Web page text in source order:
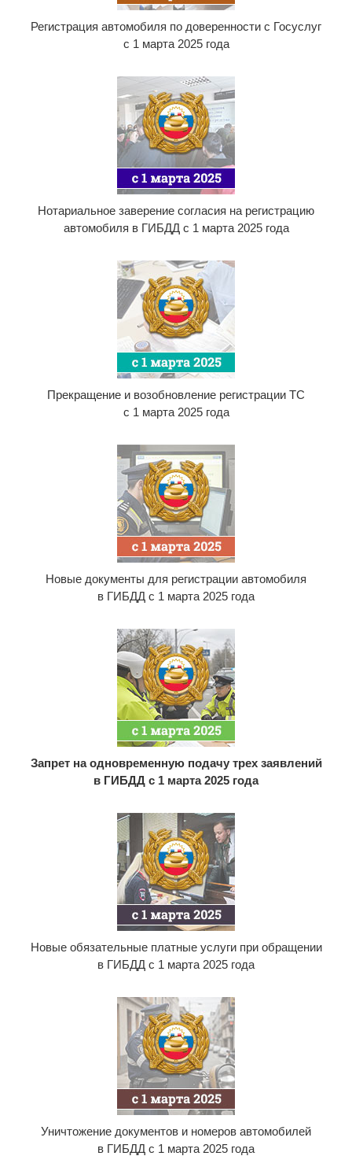
Регистрация автомобиля по доверенности с Госуслуг
с 1 марта 2025 года
Нотариальное заверение согласия на регистрацию
автомобиля в ГИБДД с 1 марта 2025 года
Прекращение и возобновление регистрации ТС
с 1 марта 2025 года
Новые документы для регистрации автомобиля
в ГИБДД с 1 марта 2025 года
Запрет на одновременную подачу трех заявлений
в ГИБДД с 1 марта 2025 года
Новые обязательные платные услуги при обращении
в ГИБДД с 1 марта 2025 года
Уничтожение документов и номеров автомобилей
в ГИБДД с 1 марта 2025 года